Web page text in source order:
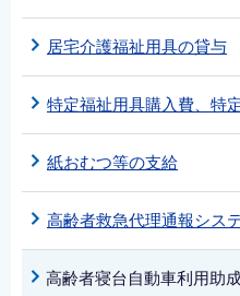
居宅介護福祉用具の貸与
特定福祉用具購入費、特
紙おむつ等の支給
高齢者救急代理通報シス
高齢者寝台自動車利用助